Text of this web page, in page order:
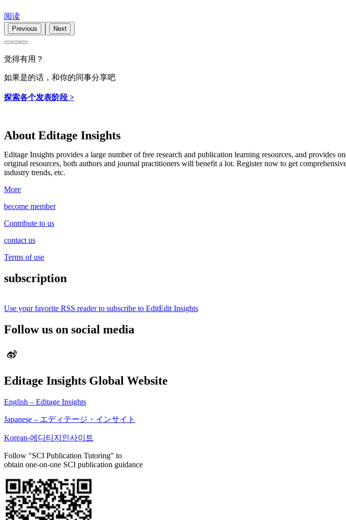
阅读
Previous Next
觉得有用？
如果是的话，和你的同事分享吧
探索各个发表阶段 >
About Editage Insights
Editage Insights provides a large number of free research and publication learning resources, and provides
original resources, both authors and journal practitioners will benefit a lot. Register now to get
industry trends, etc.
More
become member
Contribute to us
contact us
Terms of use
subscription
Use your favorite RSS reader to subscribe to EditEdit Insights
Follow us on social media
Editage Insights Global Website
English – Editage Insights
Japanese – エディテージ・インサイト
Korean-에디티지인사이트
Follow "SCI Publication Tutoring" to
obtain one-on-one SCI publication guidance